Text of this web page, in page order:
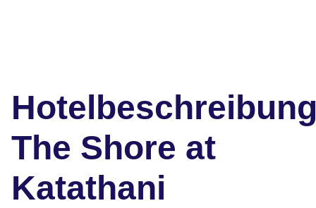
The Shore at
Katathani